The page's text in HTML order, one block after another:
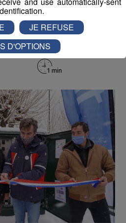
Mont Blanc
le 28 décembre 2020 à 11h33
JE REFUSE
D'OPTIONS